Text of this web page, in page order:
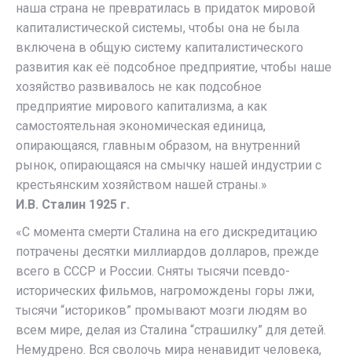
наша страна не превратилась в придаток мировой
капиталистической системы, чтобы она не была
включена в общую систему капиталистического
развития как её подсобное предприятие, чтобы наше
хозяйство развивалось не как подсобное
предприятие мирового капитализма, а как
самостоятельная экономическая единица,
опирающаяся, главным образом, на внутренний
рынок, опирающаяся на смычку нашей индустрии с
крестьянским хозяйством нашей страны.»
И.В. Сталин 1925 г.
«С момента смерти Сталина на его дискредитацию
потрачены десятки миллиардов долларов, прежде
всего в СССР и России. Сняты тысячи псевдо-
исторических фильмов, нагромождены горы лжи,
тысячи “историков” промывают мозги людям во
всем мире, делая из Сталина “страшилку” для детей.
Немудрено. Вся сволочь мира ненавидит человека,